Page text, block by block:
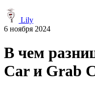
Lily
6 ноября 2024
В чем
Car и Grab